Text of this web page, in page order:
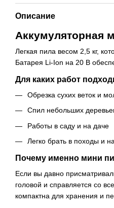
Описание
Аккумуляторная
Легкая пила весом 2,5 кг,
Батарея Li-Ion на 20 В
Для каких работ
Обрезка сухих веток и
Спил небольших
Работы в саду и на даче
Легко брать в походы и
Почему именно мини
Если вы давно
головой и справляется со
компактна для хранения и